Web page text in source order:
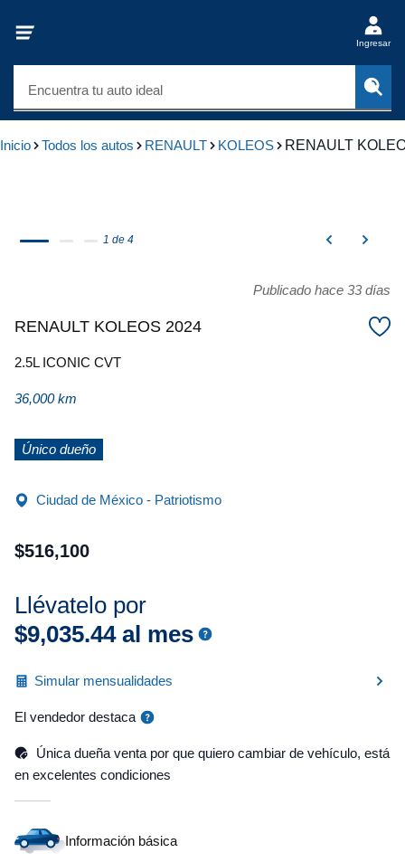
Ingresar
Encuentra tu auto ideal
Inicio Todos los autos RENAULT KOLEOS RENAULT
1 de 4
Publicado hace 33 días
RENAULT KOLEOS 2024
2.5L ICONIC CVT
36,000 km
Único dueño
Ciudad de México - Patriotismo
$516,100
Llévatelo por
$9,035.44al mes
Simular mensualidades
El vendedor destaca
Única dueña venta por que quiero cambiar de vehículo, está
en excelentes condiciones
Información básica